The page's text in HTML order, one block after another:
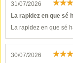
31/07/2026
La rapidez en que sé
La rapidez en que sé
30/07/2026